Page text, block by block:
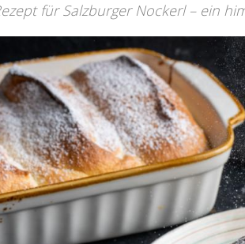
für Salzburger Nockerl – ein